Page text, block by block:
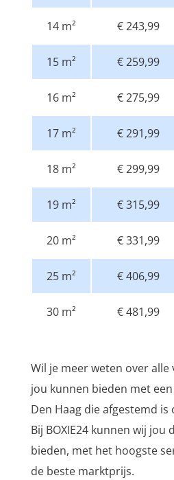
14 m² € 243,99
15 m² € 259,99
16 m² € 275,99
17 m² € 291,99
18 m² € 299,99
19 m² € 315,99
20 m² € 331,99
25 m² € 406,99
30 m² € 481,99
Wil je meer weten over
jou kunnen bieden met een
Den Haag die afgestemd
Bij BOXIE24 kunnen wij jou
bieden, met het hoogste
de beste marktprijs.